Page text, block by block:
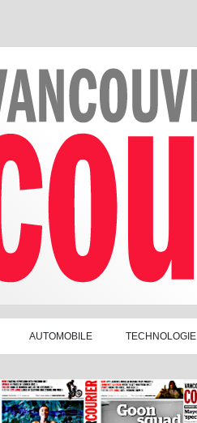
AUTOMOBILE TECHNOLOGIE